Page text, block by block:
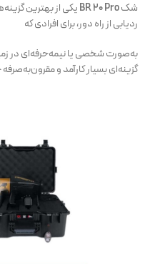
شکBR 20 Proیکی از بهترین
ردیابی از راه دور، برای افرادی که
به‌صورت شخصی یا نیمه‌حرفه‌ای در
گزینه‌ای بسیار کارآمد و